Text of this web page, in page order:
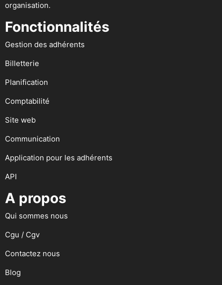
organisation.
Fonctionnalités
Gestion des adhérents
Billetterie
Planification
Comptabilité
Site web
Communication
Application pour les adhérents
API
A propos
Qui sommes nous
Cgu / Cgv
Contactez nous
Blog